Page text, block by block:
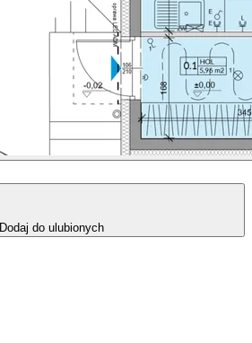
Dodaj do ulubionych